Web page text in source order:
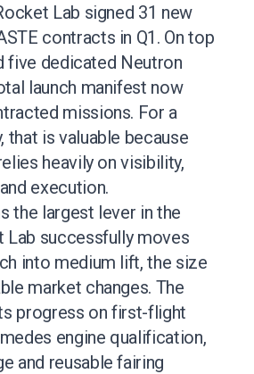
Lab signed 31 new
contracts in Q1. On top
five dedicated Neutron
launch manifest now
missions. For a
that is valuable because
heavily on visibility,
execution.
the largest lever in the
Lab successfully moves
into medium lift, the size
market changes. The
progress on first-flight
engine qualification,
and reusable fairing